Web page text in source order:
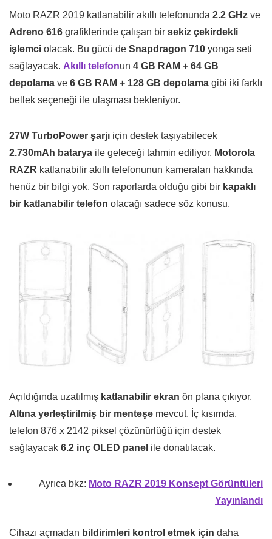
Moto RAZR 2019 katlanabilir akıllı telefonunda 2.2 GHz ve
Adreno 616 grafiklerinde çalışan bir sekiz çekirdekli
işlemci olacak. Bu gücü de Snapdragon 710 yonga seti
sağlayacak. Akıllı telefonun 4 GB RAM + 64 GB
depolama ve 6 GB RAM + 128 GB depolama gibi iki farklı
bellek seçeneği ile ulaşması bekleniyor.
27W TurboPower şarjı için destek taşıyabilecek
2.730mAh batarya ile geleceği tahmin ediliyor. Motorola
RAZR katlanabilir akıllı telefonunun kameraları hakkında
henüz bir bilgi yok. Son raporlarda olduğu gibi bir kapaklı
bir katlanabilir telefon olacağı sadece söz konusu.
Açıldığında uzatılmış katlanabilir ekran ön plana çıkıyor.
Altına yerleştirilmiş bir menteşe mevcut. İç kısımda,
telefon 876 x 2142 piksel çözünürlüğü için destek
sağlayacak 6.2 inç OLED panel ile donatılacak.
Ayrıca bkz: Moto RAZR 2019 Konsept Görüntüleri
Yayınlandı
Cihazı açmadan bildirimleri kontrol etmek için daha